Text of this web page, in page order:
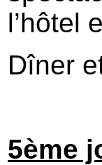
l’hôtel
Dîner
5ème